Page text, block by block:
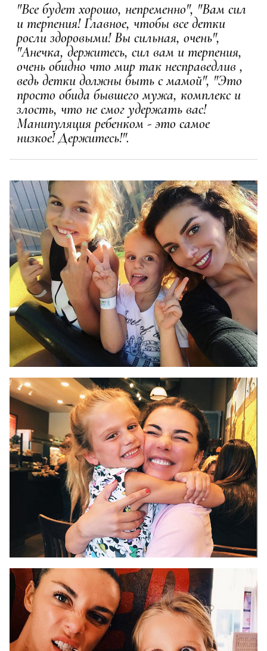
"Все будет хорошо, непременно", "Вам сил
и терпения! Главное, чтобы все детки
росли здоровыми! Вы сильная, очень",
"Анечка, держитесь, сил вам и терпения,
очень обидно что мир так несправедлив ,
ведь детки должны быть с мамой", "Это
просто обида бывшего мужа, комплекс и
злость, что не смог удержать вас!
Манипуляция ребенком - это самое
низкое! Держитесь!".